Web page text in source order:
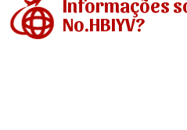
Informações
No.HBIYV?